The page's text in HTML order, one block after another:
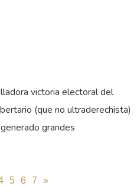
victoria electoral del
(que no ultraderechista)
grandes
5 6 7 »